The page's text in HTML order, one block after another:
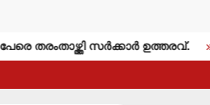
തരംതാഴ്ത്തി സര്‍ക്കാര്‍ ഉത്തരവ്.